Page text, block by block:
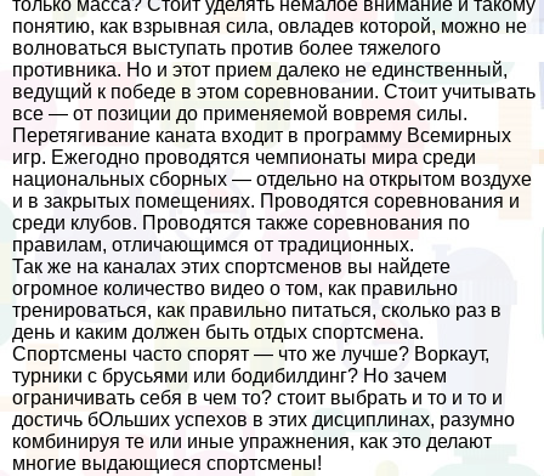
только масса? Стоит уделять немалое внимание и такому
понятию, как взрывная сила, овладев которой, можно не
волноваться выступать против более тяжелого
противника. Но и этот прием далеко не единственный,
ведущий к победе в этом соревновании. Стоит учитывать
все — от позиции до применяемой вовремя силы.
Перетягивание каната входит в программу Всемирных
игр. Ежегодно проводятся чемпионаты мира среди
национальных сборных — отдельно на открытом воздухе
и в закрытых помещениях. Проводятся соревнования и
среди клубов. Проводятся также соревнования по
правилам, отличающимся от традиционных.
Так же на каналах этих спортсменов вы найдете
огромное количество видео о том, как правильно
тренироваться, как правильно питаться, сколько раз в
день и каким должен быть отдых спортсмена.
Спортсмены часто спорят — что же лучше? Воркаут,
турники с брусьями или бодибилдинг? Но зачем
ограничивать себя в чем то? стоит выбрать и то и то и
достичь бОльших успехов в этих дисциплинах, разумно
комбинируя те или иные упражнения, как это делают
многие выдающиеся спортсмены!